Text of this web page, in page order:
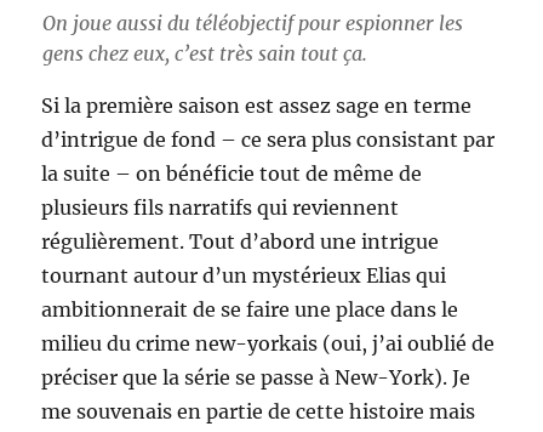
On joue aussi du téléobjectif pour espionner les
gens chez eux, c’est très sain tout ça.
Si la première saison est assez sage en terme
d’intrigue de fond – ce sera plus consistant par
la suite – on bénéficie tout de même de
plusieurs fils narratifs qui reviennent
régulièrement. Tout d’abord une intrigue
tournant autour d’un mystérieux Elias qui
ambitionnerait de se faire une place dans le
milieu du crime new-yorkais (oui, j’ai oublié de
préciser que la série se passe à New-York). Je
me souvenais en partie de cette histoire mais